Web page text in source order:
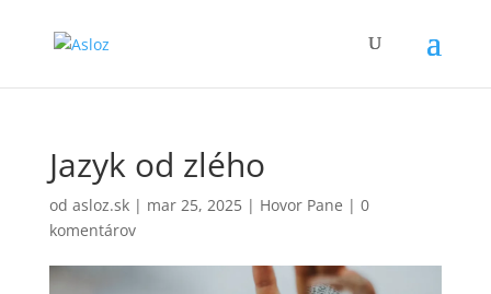
Jazyk od zlého
od asloz.sk| mar 25, 2025| Hovor Pane | 0
komentárov